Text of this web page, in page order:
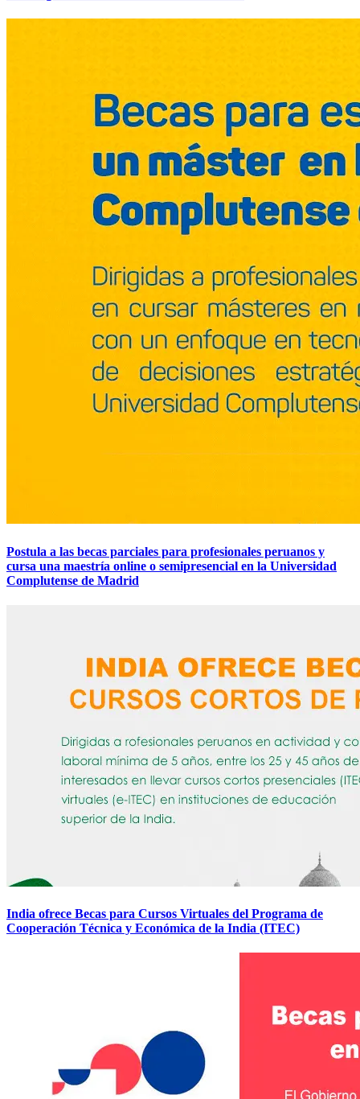
Postula a las becas parciales para profesionales peruanos y
cursa una maestría online o semipresencial en la Universidad
Complutense de Madrid
India ofrece Becas para Cursos Virtuales del Programa de
Cooperación Técnica y Económica de la India (ITEC)